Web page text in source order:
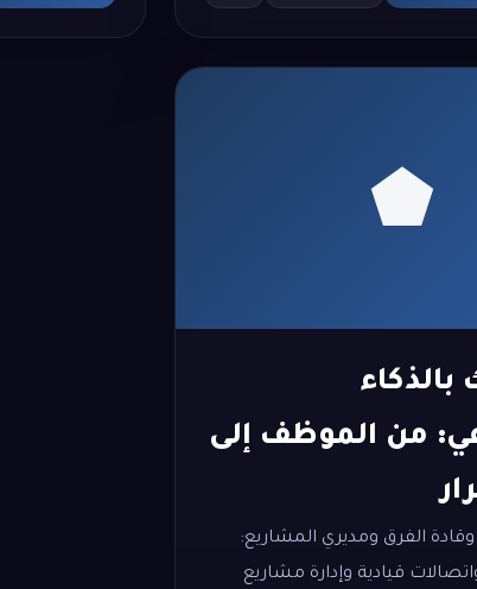
من الموظف إلى
الفرق ومديري المشاريع:
قيادية وإدارة مشاريع